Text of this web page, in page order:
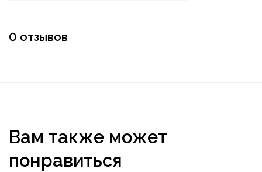
0 отзывов
Вам также может
понравиться